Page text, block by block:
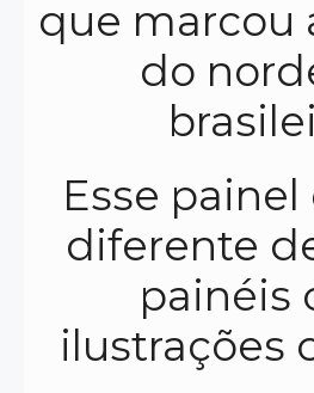
que marcou
do
Esse painel
diferente
painéis
ilustrações